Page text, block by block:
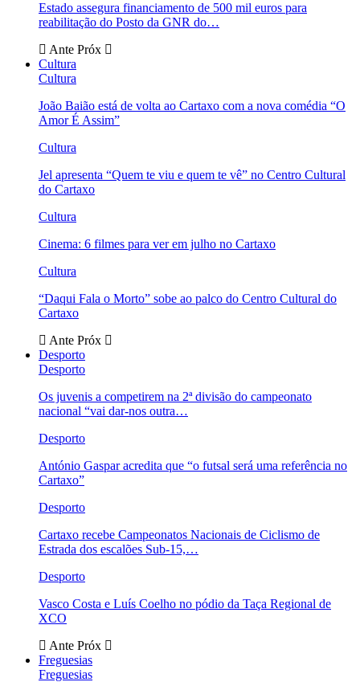
Estado assegura financiamento de 500 mil euros para
reabilitação do Posto da GNR do…
Ante Próx
Cultura
Cultura
João Baião está de volta ao Cartaxo com a nova comédia “O
Amor É Assim”
Cultura
Jel apresenta “Quem te viu e quem te vê” no Centro Cultural
do Cartaxo
Cultura
Cinema: 6 filmes para ver em julho no Cartaxo
Cultura
“Daqui Fala o Morto” sobe ao palco do Centro Cultural do
Cartaxo
Ante Próx
Desporto
Desporto
Os juvenis a competirem na 2ª divisão do campeonato
nacional “vai dar-nos outra…
Desporto
António Gaspar acredita que “o futsal será uma referência no
Cartaxo”
Desporto
Cartaxo recebe Campeonatos Nacionais de Ciclismo de
Estrada dos escalões Sub-15,…
Desporto
Vasco Costa e Luís Coelho no pódio da Taça Regional de
XCO
Ante Próx
Freguesias
Freguesias